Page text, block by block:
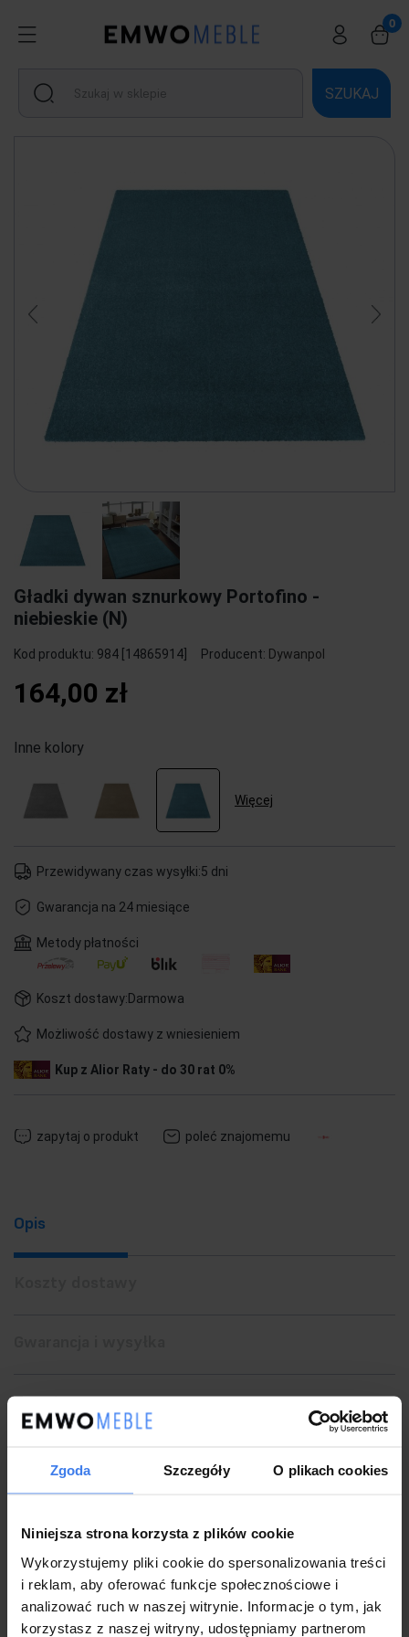
Zgoda Szczegóły O plikach cookies
Niniejsza strona korzysta z plików cookie
Wykorzystujemy pliki cookie do spersonalizowania treści
i reklam, aby oferować funkcje społecznościowe i
analizować ruch w naszej witrynie. Informacje o tym, jak
korzystasz z naszej witryny, udostępniamy partnerom
SZUKAJ
Gładki dywan sznurkowy Portofino -
niebieskie (N)
Kod produktu: 984 [14865914] Producent: Dywanpol
164,00 zł
Inne kolory
Więcej
Przewidywany czas wysyłki:5 dni
Gwarancja na 24 miesiące
Metody płatności
Koszt dostawy:Darmowa
Możliwość dostawy z wniesieniem
Kup z Alior Raty - do 30 rat 0%
zapytaj o produkt poleć znajomemu
Opis
Zwrot
Niebieski dywan z kolekcji Portofino
to produkt najwyższej
substancji szkodliwych dla zdrowia, co potwierdza Certyfikat
ZgodnościCertyfikat Zgodności Nr 455/AC 017.Dywan Portofino to
połączenie nowoczesnego stylu z intensywnymi i
ponadczasowymi kolorami, które świetnie podkreślą każde